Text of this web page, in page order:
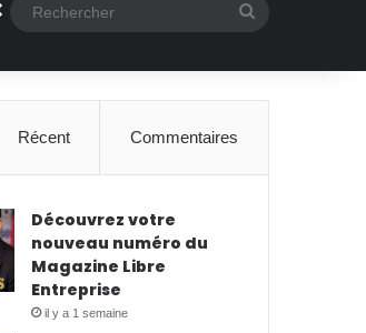
Article Aléatoire
Récent Commentaires
Découvrez votre
nouveau numéro du
Magazine Libre
Entreprise
il y a 1 semaine